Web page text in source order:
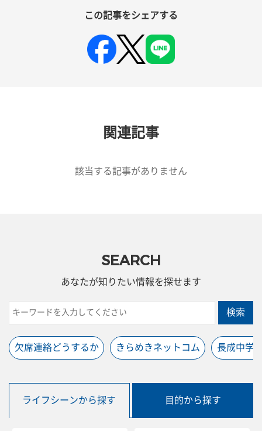
この記事をシェアする
関連記事
該当する記事がありません
SEARCH
あなたが知りたい情報を探せます
検索
欠席連絡どうするか きらめきネットコム 長成中学
ライフシーンから探す 目的から探す